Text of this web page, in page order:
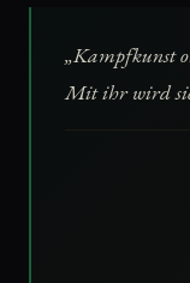
„Kampfkunst
Mit ihr wird